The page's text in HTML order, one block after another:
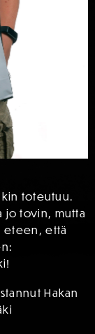
toteutuu.
jo tovin, mutta
eteen, että
Hakan